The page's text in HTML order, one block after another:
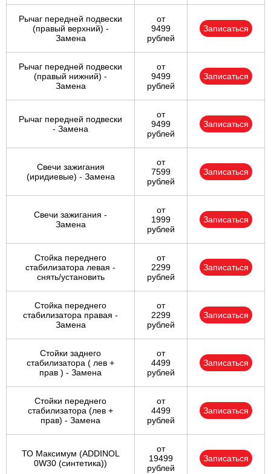
Рычаг передней подвески
(правый верхний) -
Замена
от
9499
рублей
Записаться
Рычаг передней подвески
(правый нижний) -
Замена
от
9499
рублей
Записаться
Рычаг передней подвески
- Замена
от
9499
рублей
Записаться
Свечи зажигания
(иридиевые) - Замена
от
7599
рублей
Записаться
Свечи зажигания -
Замена
от
1999
рублей
Записаться
Стойка переднего
стабилизатора левая -
снять/установить
от
2299
рублей
Записаться
Стойка переднего
стабилизатора правая -
Замена
от
2299
рублей
Записаться
Стойки заднего
стабилизатора ( лев +
прав ) - Замена
от
4499
рублей
Записаться
Стойки переднего
стабилизатора (лев +
прав) - Замена
от
4499
рублей
Записаться
ТО Максимум (ADDINOL
0W30 (синтетика))
от
19499
рублей
Записаться